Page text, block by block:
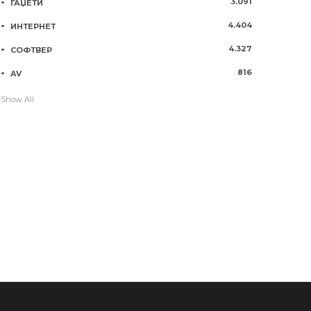
ГАЏЕТИ
ИНТЕРНЕТ 4.404
СОФТВЕР 4.327
AV 816
Show All